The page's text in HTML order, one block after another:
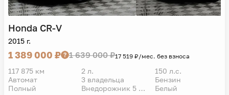
Honda CR-V
2015 г.
1 389 000 ₽ 1 639 000 ₽17 519 ₽/мес. без взноса
117 875 км 2 л.
150 л.с.
Автомат
3 владельца
Бензин
Полный
Внедорожник 5 дв. Белый